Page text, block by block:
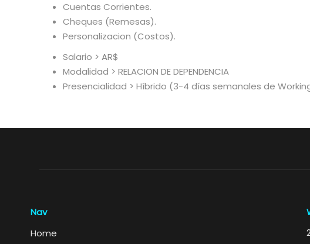
Cuentas Corrientes.
Cheques (Remesas).
Personalizacion (Costos).
Salario > AR$
Modalidad > RELACION DE DEPENDENCIA
Presencialidad > Híbrido (3-4 días semanales de
Nav
Home